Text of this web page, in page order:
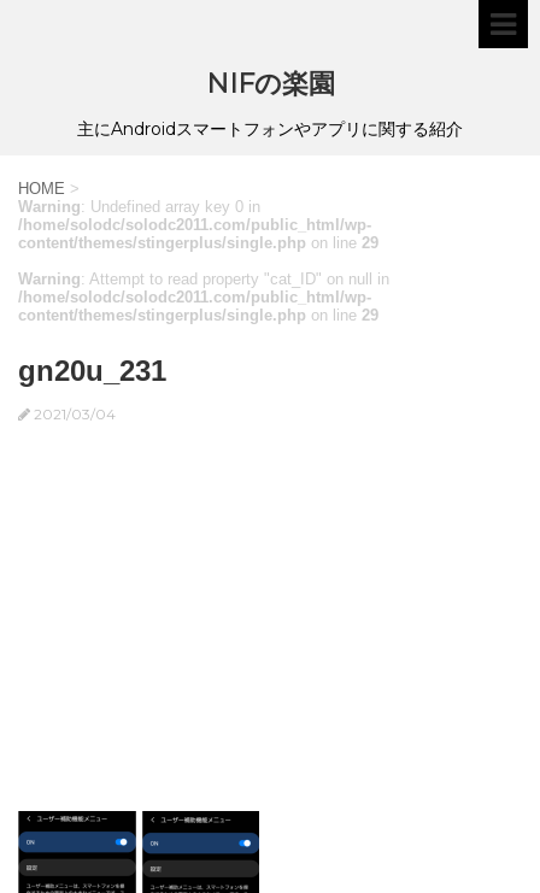
NIFの楽園
主にAndroidスマートフォンやアプリに関する紹介
HOME >
Warning: Undefined array key 0 in
/home/solodc/solodc2011.com/public_html/wp-
content/themes/stingerplus/single.php on line 29
Warning: Attempt to read property "cat_ID" on null in
/home/solodc/solodc2011.com/public_html/wp-
content/themes/stingerplus/single.php on line 29
gn20u_231
2021/03/04